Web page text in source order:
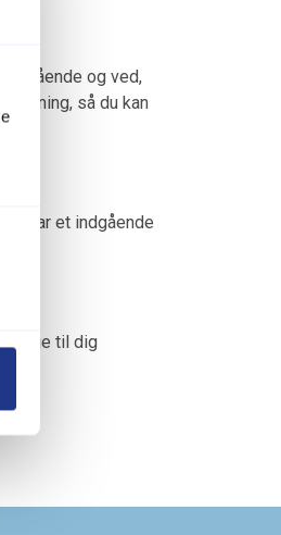
og ved,
så du kan
har et indgående
til dig